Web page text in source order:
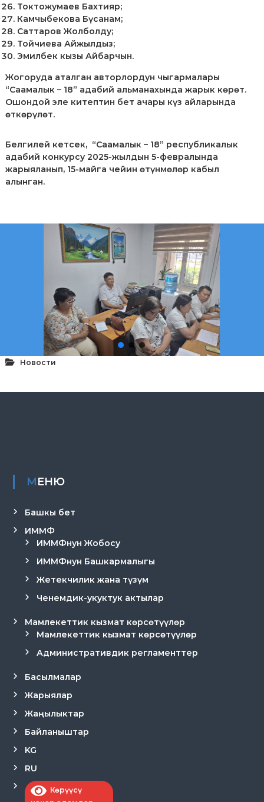
Токтожумаев Бахтияр;
Камчыбекова Бүсанам;
Саттаров Жолболду;
Тойчиева Айжылдыз;
Эмилбек кызы Айбарчын.
Жогоруда аталган авторлордун чыгармалары
“Саамалык – 18” адабий альманахында жарык көрөт.
Ошондой эле китептин бет ачары күз айларында
өткөрүлөт.
Белгилей кетсек, “Саамалык – 18” республикалык
адабий конкурсу 2025-жылдын 5-февралында
жарыяланып, 15-майга чейин өтүнмөлөр кабыл
алынган.
Новости
МЕНЮ
Башкы бет
ИММФ
ИММФнун Жобосу
ИММФнун Башкармалыгы
Жетекчилик жана түзүм
Ченемдик-укуктук актылар
Мамлекеттик кызмат көрсөтүүлөр
Мамлекеттик кызмат көрсөтүүлөр
Административдик регламенттер
Басылмалар
Жарыялар
Жаңылыктар
Байланыштар
KG
RU
Көрүүсү